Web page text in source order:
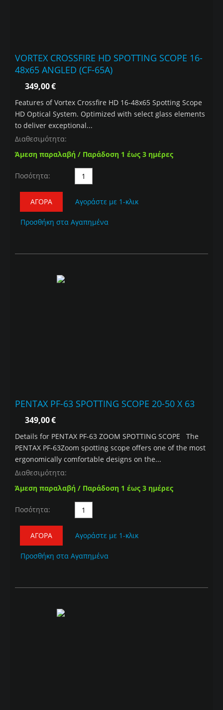
VORTEX CROSSFIRE HD SPOTTING SCOPE 16-
48x65 ANGLED (CF-65A)
349,00€
Features of Vortex Crossfire HD 16-48x65 Spotting Scope
HD Optical System. Optimized with select glass elements
to deliver exceptional...
Διαθεσιμότητα:
Άμεση παραλαβή / Παράδοση 1 έως 3 ημέρες
Ποσότητα:
ΑΓΟΡΆ Αγοράστε με 1-κλικ
Προσθήκη στα Αγαπημένα
PENTAX PF-63 SPOTTING SCOPE 20-50 X 63
349,00€
Details for PENTAX PF-63 ZOOM SPOTTING SCOPE The
PENTAX PF-63Zoom spotting scope offers one of the most
ergonomically comfortable designs on the...
Διαθεσιμότητα:
Άμεση παραλαβή / Παράδοση 1 έως 3 ημέρες
Ποσότητα:
ΑΓΟΡΆ Αγοράστε με 1-κλικ
Προσθήκη στα Αγαπημένα